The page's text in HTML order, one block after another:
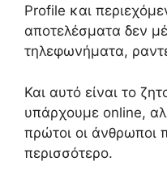
Profile και
αποτελέσματα δεν
τηλεφωνήματα,
Και αυτό είναι το
υπάρχουμε online,
πρώτοι οι άνθρωποι
περισσότερο.